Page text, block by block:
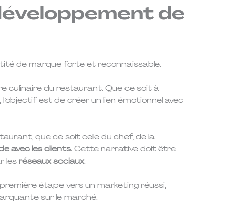
de
de marque forte et reconnaissable.
culinaire du restaurant. Que ce soit à
est de créer un lien émotionnel avec
que ce soit celle du chef, de la
avec les clients. Cette narrative doit être
les réseaux sociaux.
étape vers un marketing réussi,
sur le marché.